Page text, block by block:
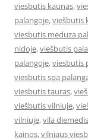
viesbutis kaunas,
palangoje,viešbutis
viesbutis meduza
nidoje,viešbutis
palangoje,viesbutis
viesbutis spa
viesbutis tauras,
viešbutis vilniuje,
vilniuje,vila
kainos,vilniaus